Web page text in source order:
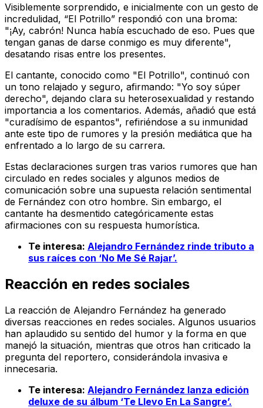
Visiblemente sorprendido, e inicialmente con un gesto de
incredulidad, “El Potrillo” respondió con una broma:
"¡Ay, cabrón! Nunca había escuchado de eso. Pues que
tengan ganas de darse conmigo es muy diferente",
desatando risas entre los presentes.
El cantante, conocido como "El Potrillo", continuó con
un tono relajado y seguro, afirmando: "Yo soy súper
derecho", dejando clara su heterosexualidad y restando
importancia a los comentarios. Además, añadió que está
"curadísimo de espantos", refiriéndose a su inmunidad
ante este tipo de rumores y la presión mediática que ha
enfrentado a lo largo de su carrera.
Estas declaraciones surgen tras varios rumores que han
circulado en redes sociales y algunos medios de
comunicación sobre una supuesta relación sentimental
de Fernández con otro hombre. Sin embargo, el
cantante ha desmentido categóricamente estas
afirmaciones con su respuesta humorística.
Te interesa: Alejandro Fernández rinde tributo a
sus raíces con ‘No Me Sé Rajar’.
Reacción en redes sociales
La reacción de Alejandro Fernández ha generado
diversas reacciones en redes sociales. Algunos usuarios
han aplaudido su sentido del humor y la forma en que
manejó la situación, mientras que otros han criticado la
pregunta del reportero, considerándola invasiva e
innecesaria.
Te interesa: Alejandro Fernández lanza edición
deluxe de su álbum ‘Te Llevo En La Sangre’.